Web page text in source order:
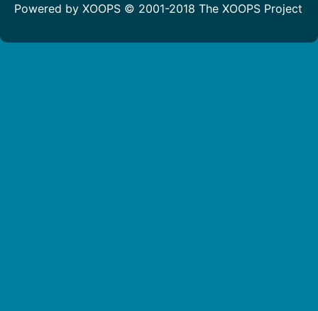
Powered by XOOPS © 2001-2018 The XOOPS Project